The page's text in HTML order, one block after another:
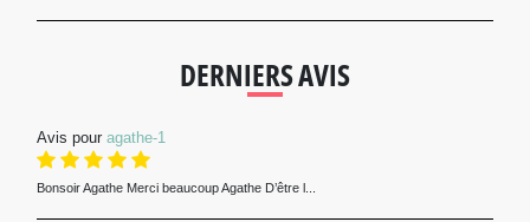
DERNIERS AVIS
Avis pour agathe-1
Bonsoir Agathe Merci beaucoup Agathe D’être l...